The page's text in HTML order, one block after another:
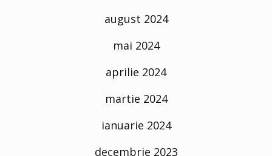
august 2024
mai 2024
aprilie 2024
martie 2024
ianuarie 2024
decembrie 2023